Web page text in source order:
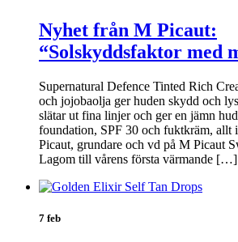
Nyhet från M Picaut:
“Solskyddsfaktor med
Supernatural Defence Tinted Rich
och jojobaolja ger huden skydd och
slätar ut fina linjer och ger en jämn
foundation, SPF 30 och fuktkräm, allt
Picaut, grundare och vd på M Picaut
Lagom till vårens första värmande […]
7 feb